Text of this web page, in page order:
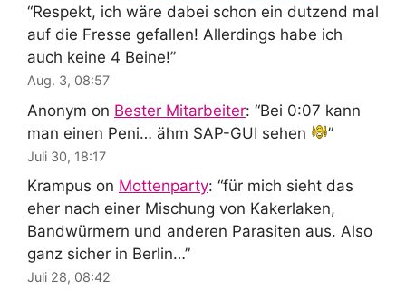
“Respekt, ich wäre dabei schon ein dutzend mal
auf die Fresse gefallen! Allerdings habe ich
auch keine 4 Beine!”
Aug. 3, 08:57
Anonym on Bester Mitarbeiter: “Bei 0:07 kann
man einen Peni… ähm SAP-GUI sehen
”
Juli 30, 18:17
Krampus on Mottenparty: “für mich sieht das
eher nach einer Mischung von Kakerlaken,
Bandwürmern und anderen Parasiten aus. Also
ganz sicher in Berlin…”
Juli 28, 08:42